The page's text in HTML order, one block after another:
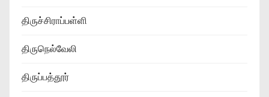
திருச்சிராப்பள்ளி
திருநெல்வேலி
திருப்பத்தூர்